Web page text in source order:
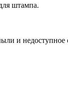
штампа.
и